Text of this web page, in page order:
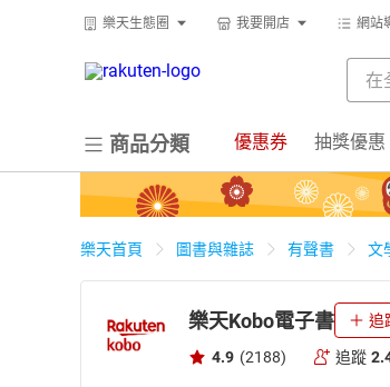
樂天生態圈 我要開店 網站
商品分類 優惠券 抽獎優惠
樂天首頁 圖書與雜誌 有聲書 文
樂天Kobo電子書 追
4.9 (2188) 追蹤